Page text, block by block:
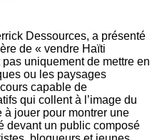
Dessources, a présenté
de « vendre Haïti
uniquement de mettre en
ou les paysages
capable de
qui collent à l’image du
à jouer pour montrer une
devant un public composé